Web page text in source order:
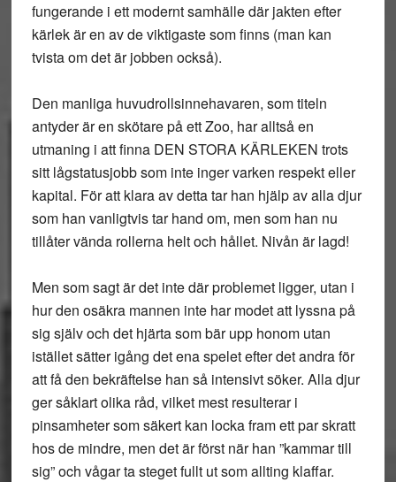
fungerande i ett modernt samhälle där jakten efter
kärlek är en av de viktigaste som finns (man kan
tvista om det är jobben också).
Den manliga huvudrollsinnehavaren, som titeln
antyder är en skötare på ett Zoo, har alltså en
utmaning i att finna DEN STORA KÄRLEKEN trots
sitt lågstatusjobb som inte inger varken respekt eller
kapital. För att klara av detta tar han hjälp av alla djur
som han vanligtvis tar hand om, men som han nu
tillåter vända rollerna helt och hållet. Nivån är lagd!
Men som sagt är det inte där problemet ligger, utan i
hur den osäkra mannen inte har modet att lyssna på
sig själv och det hjärta som bär upp honom utan
istället sätter igång det ena spelet efter det andra för
att få den bekräftelse han så intensivt söker. Alla djur
ger såklart olika råd, vilket mest resulterar i
pinsamheter som säkert kan locka fram ett par skratt
hos de mindre, men det är först när han ”kammar till
sig” och vågar ta steget fullt ut som allting klaffar.